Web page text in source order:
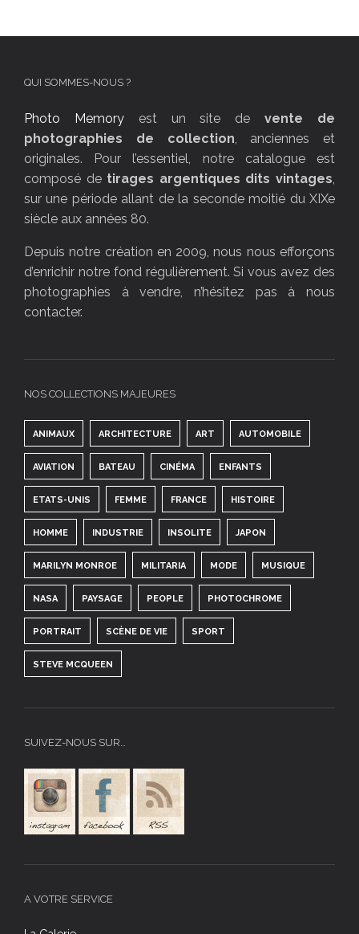
QUI SOMMES-NOUS ?
Photo Memoryest un site devente de
photographies de collection, anciennes et
originales. Pour l’essentiel, notre catalogue est
composé de tirages argentiques dits vintages,
sur une période allant de la seconde moitié du XIXe
siècle aux années 80.
Depuis notre création en 2009, nous nous efforçons
d’enrichir notre fond régulièrement. Si vous avez des
photographies à vendre, n’hésitez pas à nous
contacter.
NOS COLLECTIONS MAJEURES
ANIMAUX ARCHITECTURE ART AUTOMOBILE
AVIATION BATEAU CINÉMA ENFANTS
ETATS-UNIS FEMME FRANCE HISTOIRE
HOMME INDUSTRIE INSOLITE JAPON
MARILYN MONROE MILITARIA MODE MUSIQUE
NASA PAYSAGE PEOPLE PHOTOCHROME
PORTRAIT SCÈNE DE VIE SPORT
STEVE MCQUEEN
SUIVEZ-NOUS SUR…
A VOTRE SERVICE